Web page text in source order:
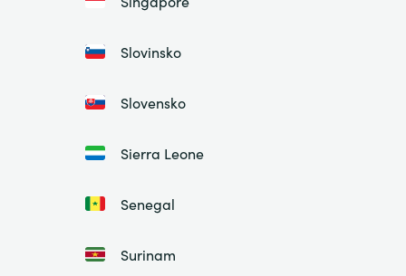
Slovinsko
Slovensko
Sierra Leone
Senegal
Surinam